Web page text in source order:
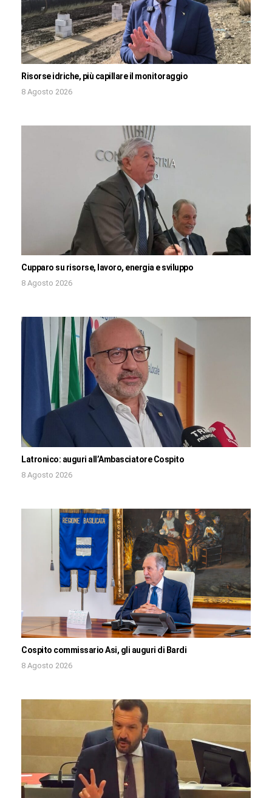
Risorse idriche, più capillare il monitoraggio
8 Agosto 2026
Cupparo su risorse, lavoro, energia e sviluppo
8 Agosto 2026
Latronico: auguri all’Ambasciatore Cospito
8 Agosto 2026
Cospito commissario Asi, gli auguri di Bardi
8 Agosto 2026